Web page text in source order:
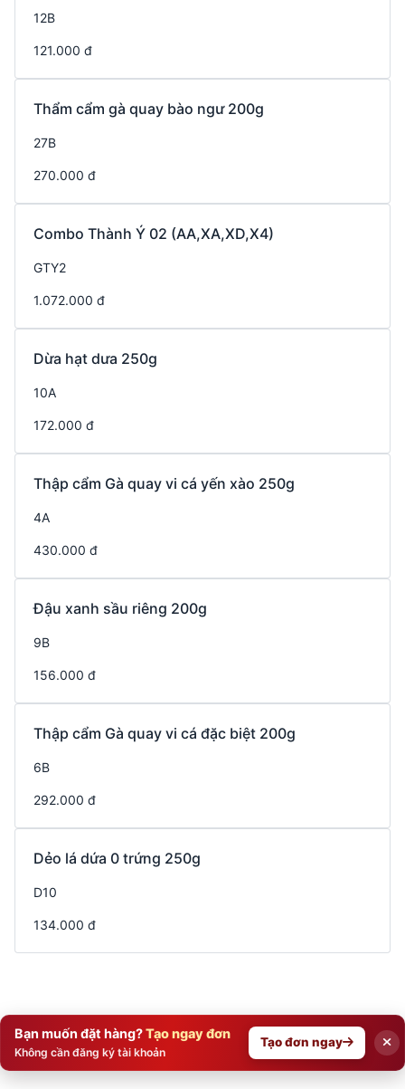
12B
121.000 đ
Thẩm cẩm gà quay bào ngư 200g
27B
270.000 đ
Combo Thành Ý 02 (AA,XA,XD,X4)
GTY2
1.072.000 đ
Dừa hạt dưa 250g
10A
172.000 đ
Thập cẩm Gà quay vi cá yến xào 250g
4A
430.000 đ
Đậu xanh sầu riêng 200g
9B
156.000 đ
Thập cẩm Gà quay vi cá đặc biệt 200g
6B
292.000 đ
Dẻo lá dứa 0 trứng 250g
D10
134.000 đ
Bạn muốn đặt hàng?Tạo ngay đơn
Không cần đăng ký tài khoản
Tạo đơn ngay